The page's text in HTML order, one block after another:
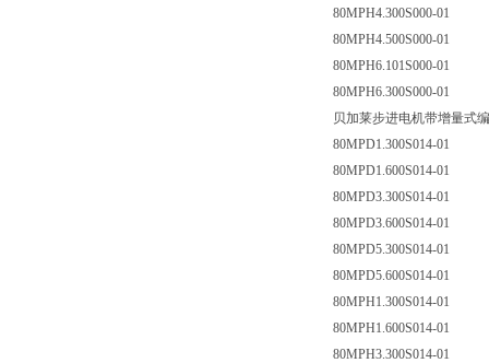
80MPH4.300S000-01
80MPH4.500S000-01
80MPH6.101S000-01
80MPH6.300S000-01
贝加莱步进电机带增量式
80MPD1.300S014-01
80MPD1.600S014-01
80MPD3.300S014-01
80MPD3.600S014-01
80MPD5.300S014-01
80MPD5.600S014-01
80MPH1.300S014-01
80MPH1.600S014-01
80MPH3.300S014-01